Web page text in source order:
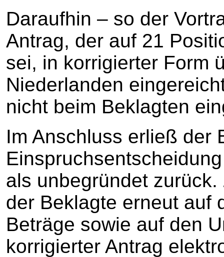
Daraufhin – so der
Antrag, der auf 21
sei, in korrigierter Form
Niederlanden
nicht beim Beklagten
Im Anschluss erließ der
als unbegründet
der Beklagte erneut auf
Beträge sowie auf den
korrigierter Antrag